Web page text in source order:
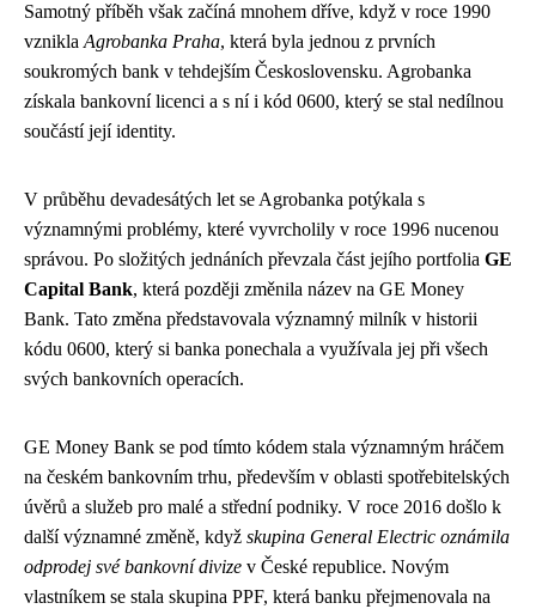
Samotný příběh však začíná mnohem dříve, když v roce 1990
vznikla Agrobanka Praha, která byla jednou z prvních
soukromých bank v tehdejším Československu. Agrobanka
získala bankovní licenci a s ní i kód 0600, který se stal nedílnou
součástí její identity.
V průběhu devadesátých let se Agrobanka potýkala s
významnými problémy, které vyvrcholily v roce 1996 nucenou
správou. Po složitých jednáních převzala část jejího portfolia GE
Capital Bank, která později změnila název na GE Money
Bank. Tato změna představovala významný milník v historii
kódu 0600, který si banka ponechala a využívala jej při všech
svých bankovních operacích.
GE Money Bank se pod tímto kódem stala významným hráčem
na českém bankovním trhu, především v oblasti spotřebitelských
úvěrů a služeb pro malé a střední podniky. V roce 2016 došlo k
další významné změně, když skupina General Electric oznámila
odprodej své bankovní divize v České republice. Novým
vlastníkem se stala skupina PPF, která banku přejmenovala na